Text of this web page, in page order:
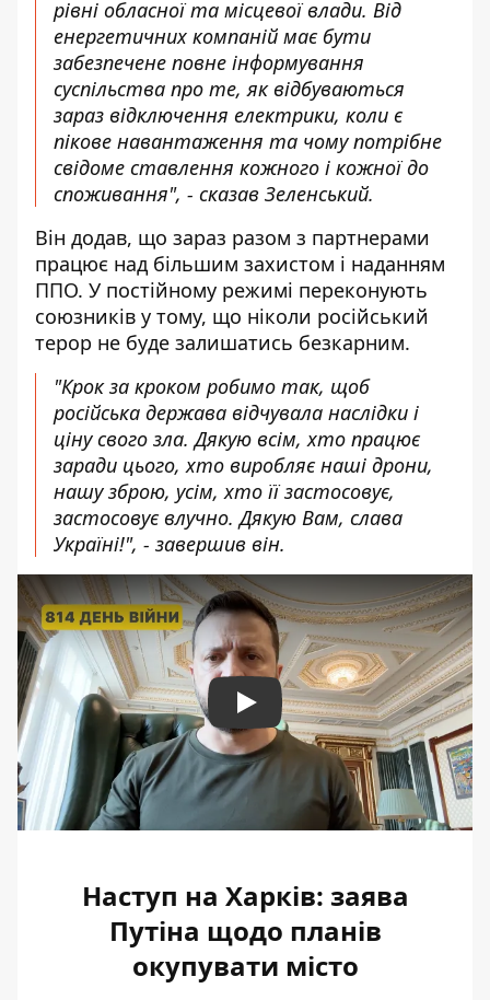
рівні обласної та місцевої влади. Від
енергетичних компаній має бути
забезпечене повне інформування
суспільства про те, як відбуваються
зараз відключення електрики, коли є
пікове навантаження та чому потрібне
свідоме ставлення кожного і кожної до
споживання", - сказав Зеленський.
Він додав, що зараз разом з партнерами
працює над більшим захистом і наданням
ППО. У постійному режимі переконують
союзників у тому, що ніколи російський
терор не буде залишатись безкарним.
"Крок за кроком робимо так, щоб
російська держава відчувала наслідки і
ціну свого зла. Дякую всім, хто працює
заради цього, хто виробляє наші дрони,
нашу зброю, усім, хто її застосовує,
застосовує влучно. Дякую Вам, слава
Україні!", - завершив він.
Play
Наступ на Харків: заява
Путіна щодо планів
окупувати місто